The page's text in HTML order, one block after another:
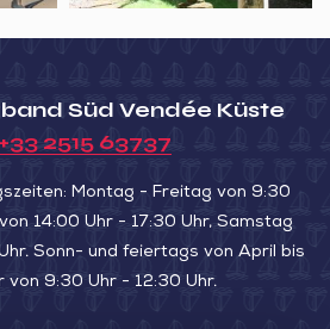
Süd Vendée Küste
+33 2515 63737
Montag - Freitag von 9:30
14:00 Uhr - 17:30 Uhr, Samstag
Sonn- und feiertags von April bis
von 9:30 Uhr - 12:30 Uhr.